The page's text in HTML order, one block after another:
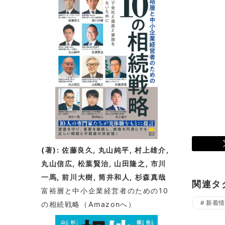
関連タ
新着
(著): 佐藤良久, 丸山純平, 村上雄介,
丸山信広, 松葉賢治, 山田隆之, 市川
一馬, 前川大樹, 筒井和人, 杉森真哉
富裕層と中小企業経営者のための10
の相続戦略
（Amazonへ）